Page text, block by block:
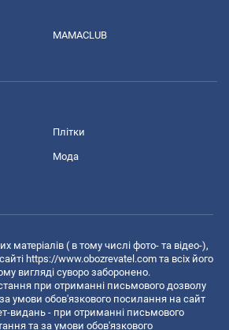
MAMACLUB
Плітки
Мода
матеріалів ( в тому числі фото- та відео-),
https://www.obozrevatel.com та всіх його
вигляді суворо заборонено.
при отриманні письмового дозволу
умови обов'язкового посилання на сайт
видань - при отриманні письмового
та за умови обов'язкового